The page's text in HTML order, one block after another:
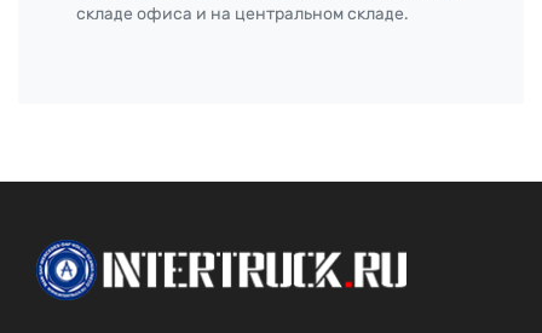
складе офиса и на центральном складе.